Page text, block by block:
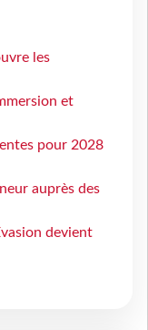
les
et
pour 2028
auprès des
devient